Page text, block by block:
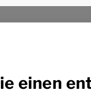
einen